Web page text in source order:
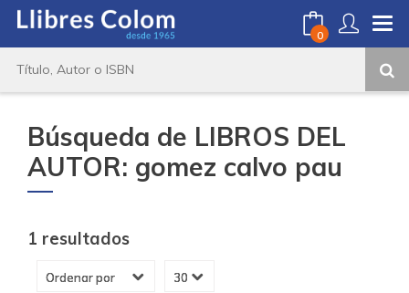
0
Búsqueda de LIBROS DEL
AUTOR: gomez calvo pau
1 resultados